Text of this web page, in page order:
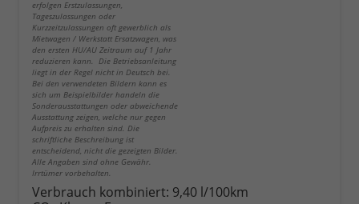
erfolgen Erstzulassungen,
Tageszulassungen oder
Kurzzeitzulassungen oft gewerblich als
Mietwagen / Werkstatt Ersatzwagen, was
den ersten HU/AU Zeitraum auf 1 Jahr
reduzieren kann. Die Betriebsanleitung
liegt in der Regel nicht in Deutsch bei.
Bei den verwendeten Bildern kann es
sich um Beispielbilder handeln die
Sonderausstattungen oder abweichende
Ausstattung zeigen, welche nur gegen
Aufpreis zu erhalten sind. Die
schriftliche Beschreibung ist
entscheidend, nicht die gezeigten Bilder.
Alle Angaben sind ohne Gewähr.
Irrtümer vorbehalten.
Verbrauch kombiniert: 9,40 l/100km